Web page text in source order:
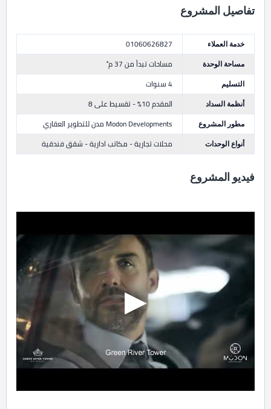
تفاصيل المشروع
خدمة العملاء
01060626827
مساحة الوحدة
مساحات تبدأ من 37 م²
التسليم
4 سنوات
أنظمة السداد
المقدم 10% - تقسيط على 8
مطور المشروع
Modon Developments مدن للتطوير العقاري
أنواع الوحدات
محلات تجارية - مكاتب ادارية - شقق فندقية
فيديو المشروع